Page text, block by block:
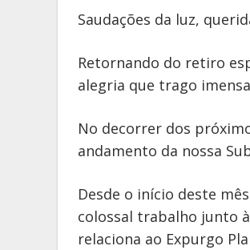
Saudações da luz,
Retornando do retiro
alegria que trago
No decorrer dos
andamento da nossa
Desde o início deste
colossal trabalho junto
relaciona ao Expurgo